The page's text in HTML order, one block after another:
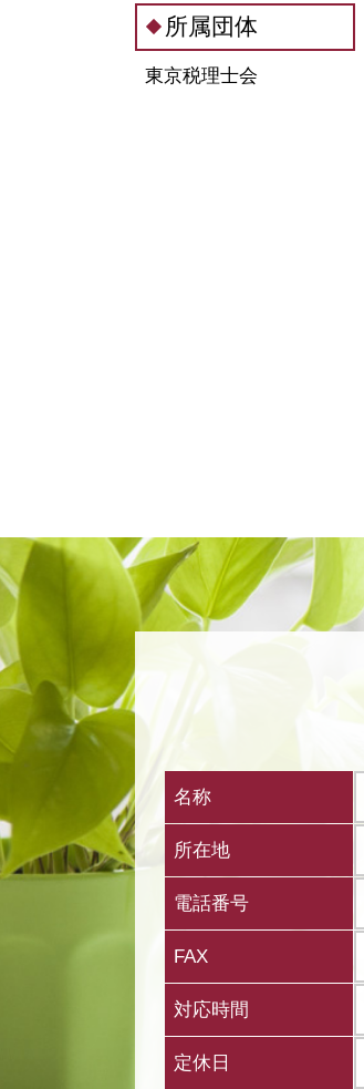
融資 神奈川県 相談
会社設立 東京都 相談
所属団体
東京税理士会
名称
所在地
電話番号
FAX
対応時間
定休日